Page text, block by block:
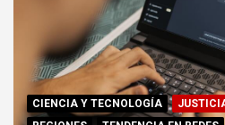
CIENCIA Y TECNOLOGÍA